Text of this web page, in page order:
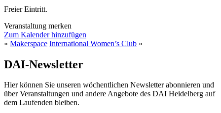
Freier Eintritt.
Veranstaltung merken
Zum Kalender hinzufügen
« Makerspace International Women’s Club »
DAI-Newsletter
Hier können Sie unseren wöchentlichen Newsletter abonnieren und
über Veranstaltungen und andere Angebote des DAI Heidelberg auf
dem Laufenden bleiben.